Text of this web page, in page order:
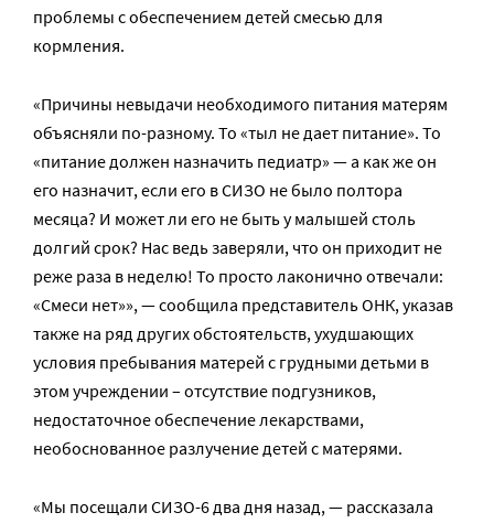
проблемы с обеспечением детей смесью для
кормления.
«Причины невыдачи необходимого питания матерям
объясняли по-разному. То «тыл не дает питание». То
«питание должен назначить педиатр» — а как же он
его назначит, если его в СИЗО не было полтора
месяца? И может ли его не быть у малышей столь
долгий срок? Нас ведь заверяли, что он приходит не
реже раза в неделю! То просто лаконично отвечали:
«Смеси нет»», — сообщила представитель ОНК, указав
также на ряд других обстоятельств, ухудшающих
условия пребывания матерей с грудными детьми в
этом учреждении – отсутствие подгузников,
недостаточное обеспечение лекарствами,
необоснованное разлучение детей с матерями.
«Мы посещали СИЗО-6 два дня назад, — рассказала